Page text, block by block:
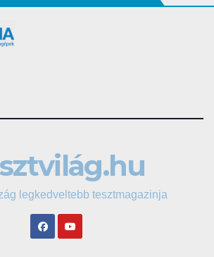
legkedveltebb tesztmagazinja